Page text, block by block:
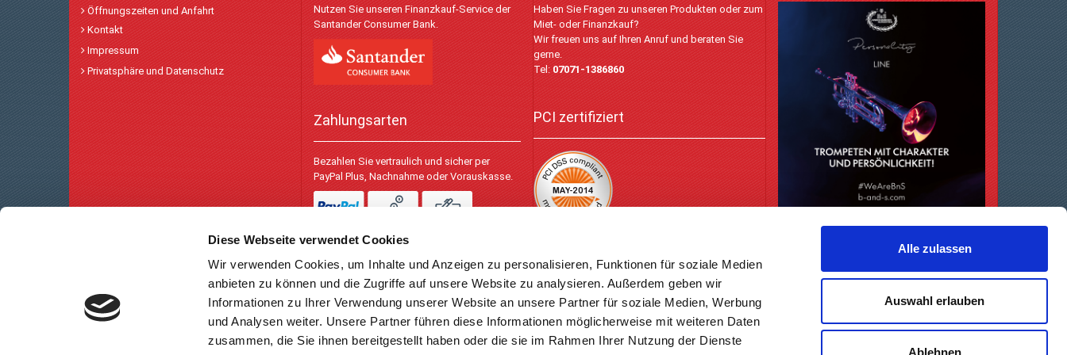
Diese Webseite verwendet Cookies
Wir verwenden Cookies, um Inhalte und Anzeigen zu personalisieren, Funktionen für soziale Medien
anbieten zu können und die Zugriffe auf unsere Website zu analysieren. Außerdem geben wir
Informationen zu Ihrer Verwendung unserer Website an unsere Partner für soziale Medien, Werbung
und Analysen weiter. Unsere Partner führen diese Informationen möglicherweise mit weiteren Daten
zusammen, die Sie ihnen bereitgestellt haben oder die sie im Rahmen Ihrer Nutzung der Dienste
Alle zulassen
Auswahl erlauben
Ablehnen
Öffnungszeiten und Anfahrt
Kontakt
Impressum
Privatsphäre und Datenschutz
Nutzen Sie unseren Finanzkauf-Service der
Santander Consumer Bank.
Zahlungsarten
Bezahlen Sie vertraulich und sicher per
PayPal Plus, Nachnahme oder Vorauskasse.
Haben Sie Fragen zu unseren Produkten oder zum
Miet- oder Finanzkauf?
Wir freuen uns auf Ihren Anruf und beraten Sie
gerne.
Tel: 07071-1386860
PCI zertifiziert
© 2026